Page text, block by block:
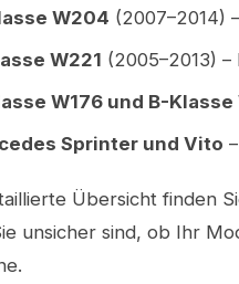
W204 (2007–2014)
W221 (2005–2013)
W176 und B-Klasse
Sprinter und Vito
Übersicht finden
unsicher sind, ob Ihr